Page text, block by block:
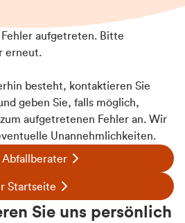
aufgetreten. Bitte
erneut.
besteht, kontaktieren Sie
geben Sie, falls möglich,
aufgetretenen Fehler an. Wir
Unannehmlichkeiten.
Abfallberater
Startseite
Sie uns persönlich